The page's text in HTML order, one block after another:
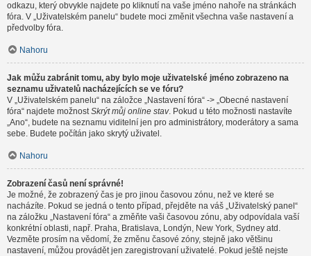
odkazu, který obvykle najdete po kliknutí na vaše jméno nahoře na stránkách
fóra. V „Uživatelském panelu“ budete moci změnit všechna vaše nastavení a
předvolby fóra.
Nahoru
Jak můžu zabránit tomu, aby bylo moje uživatelské jméno zobrazeno na
seznamu uživatelů nacházejících se ve fóru?
V „Uživatelském panelu“ na záložce „Nastavení fóra“ -> „Obecné nastavení
fóra“ najdete možnostSkrýt můj online stav. Pokud u této možnosti nastavíte
„Ano“, budete na seznamu viditelní jen pro administrátory, moderátory a sama
sebe. Budete počítán jako skrytý uživatel.
Nahoru
Zobrazení časů není správné!
Je možné, že zobrazený čas je pro jinou časovou zónu, než ve které se
nacházíte. Pokud se jedná o tento případ, přejděte na váš „Uživatelský panel“
na záložku „Nastavení fóra“ a změňte vaši časovou zónu, aby odpovídala vaší
konkrétní oblasti, např. Praha, Bratislava, Londýn, New York, Sydney atd.
Vezměte prosím na vědomí, že změnu časové zóny, stejně jako většinu
nastavení, můžou provádět jen zaregistrovaní uživatelé. Pokud ještě nejste